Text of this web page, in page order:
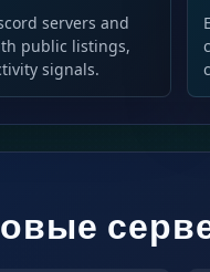
servers and
public listings,
signals.